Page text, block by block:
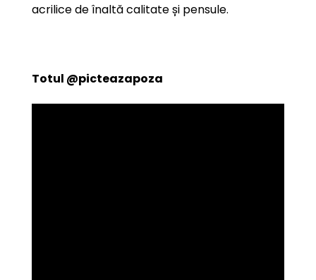
acrilice de înaltă calitate și pensule.
Totul @picteazapoza